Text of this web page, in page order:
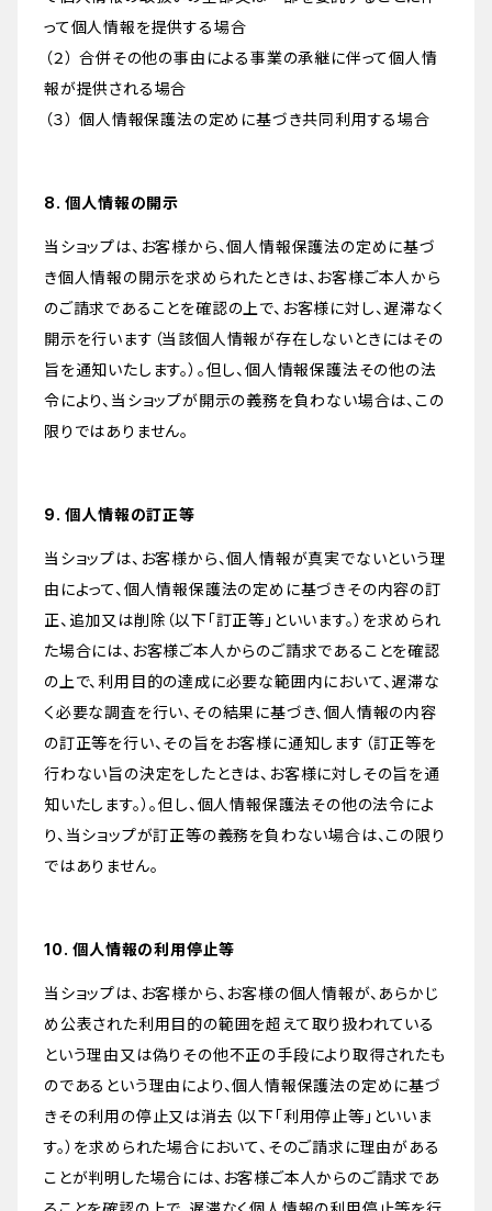
って個人情報を提供する場合
（２） 合併その他の事由による事業の承継に伴って個人情
報が提供される場合
（３） 個人情報保護法の定めに基づき共同利用する場合
8. 個人情報の開示
当ショップは、お客様から、個人情報保護法の定めに基づ
き個人情報の開示を求められたときは、お客様ご本人から
のご請求であることを確認の上で、お客様に対し、遅滞なく
開示を行います（当該個人情報が存在しないときにはその
旨を通知いたします。）。但し、個人情報保護法その他の法
令により、当ショップが開示の義務を負わない場合は、この
限りではありません。
9. 個人情報の訂正等
当ショップは、お客様から、個人情報が真実でないという理
由によって、個人情報保護法の定めに基づきその内容の訂
正、追加又は削除（以下「訂正等」といいます。）を求められ
た場合には、お客様ご本人からのご請求であることを確認
の上で、利用目的の達成に必要な範囲内において、遅滞な
く必要な調査を行い、その結果に基づき、個人情報の内容
の訂正等を行い、その旨をお客様に通知します（訂正等を
行わない旨の決定をしたときは、お客様に対しその旨を通
知いたします。）。但し、個人情報保護法その他の法令によ
り、当ショップが訂正等の義務を負わない場合は、この限り
ではありません。
10. 個人情報の利用停止等
当ショップは、お客様から、お客様の個人情報が、あらかじ
め公表された利用目的の範囲を超えて取り扱われている
という理由又は偽りその他不正の手段により取得されたも
のであるという理由により、個人情報保護法の定めに基づ
きその利用の停止又は消去（以下「利用停止等」といいま
す。）を求められた場合において、そのご請求に理由がある
ことが判明した場合には、お客様ご本人からのご請求であ